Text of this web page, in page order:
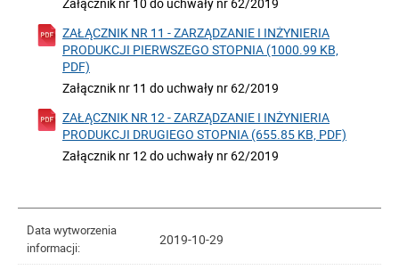
ZAŁĄCZNIK NR 11 - ZARZĄDZANIE I INŻYNIERIA
PRODUKCJI PIERWSZEGO STOPNIA (1000.99 KB,
PDF)
Załącznik nr 11 do uchwały nr 62/2019
ZAŁĄCZNIK NR 12 - ZARZĄDZANIE I INŻYNIERIA
PRODUKCJI DRUGIEGO STOPNIA (655.85 KB, PDF)
Załącznik nr 12 do uchwały nr 62/2019
Data wytworzenia
informacji:
2019-10-29